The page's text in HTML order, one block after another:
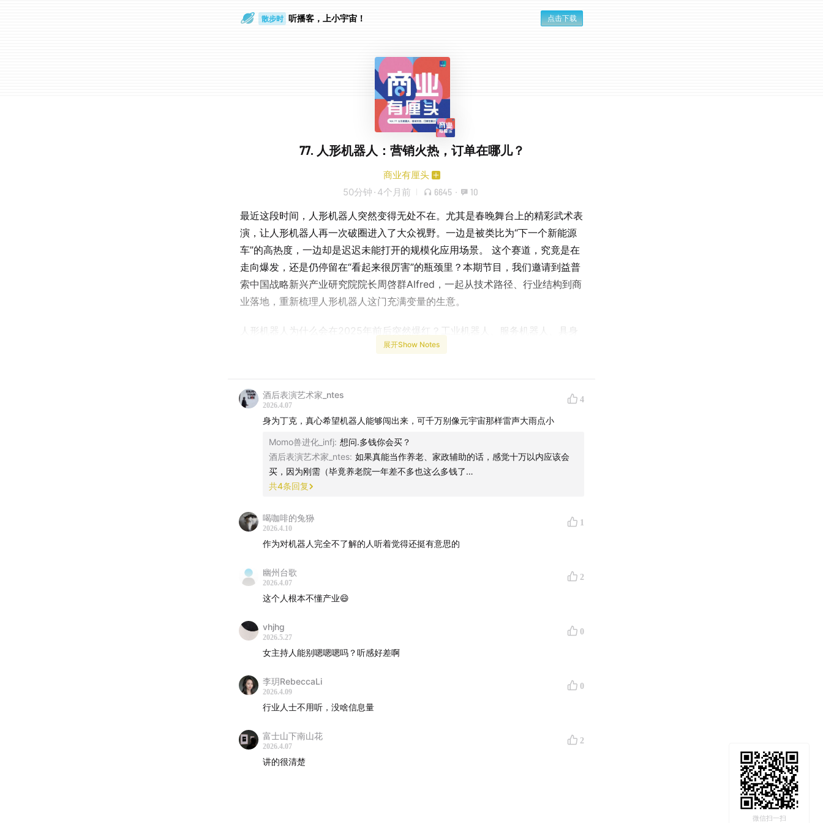
散步时 听播客，上小宇宙！ 点击下载
77. 人形机器人：营销火热，订单在哪儿？
商业有厘头
50分钟 · 4个月前 6645 · 10
最近这段时间，人形机器人突然变得无处不在。尤其是春晚舞台上的精彩武术表
演，让人形机器人再一次破圈进入了大众视野。一边是被类比为“下一个新能源
车”的高热度，一边却是迟迟未能打开的规模化应用场景。 这个赛道，究竟是在
走向爆发，还是仍停留在“看起来很厉害”的瓶颈里？本期节目，我们邀请到益普
索中国战略新兴产业研究院院长周啓群Alfred，一起从技术路径、行业结构到商
业落地，重新梳理人形机器人这门充满变量的生意。
人形机器人为什么会在2025年前后突然爆红？工业机器人、服务机器人、具身
智能之间到底怎么区分？中美两条技术路径看似竞争，实际上是互相撑台？？为
“实验性需求”？成本、稳定性和应用场景，哪个才是真正的关键变量？企业应该
先做技术，还是先找需求？当AI大模型进入瓶颈期，资本为什么转向机器人？如
通用机器人，还是押注细分场景更现实？
在人形机器人这条赛道上，热度、资本、技术与需求正在不断拉扯。或许比“看
象。如果你也在关注AI与机器人产业，这期节目或许能给你提供一些参考。也欢
迎你在评论区聊聊，你对机器人产业的期待和理解。
主播｜Cecilia
/ 时间轴 /
01:07 春晚出圈、创始人离场，这波行业的热潮背后在发生什么？
工业机器人、服务机器人、具身智能之间到底怎么区分？
07:23 为什么在2025年突然爆火？背后原因和ai相关？
展开Show Notes
酒后表演艺术家_ntes
2026.4.07
4
身为丁克，真心希望机器人能够闯出来，可千万别像元宇宙那样雷声大雨点小
Momo兽进化_infj: 想问.多钱你会买？
酒后表演艺术家_ntes: 如果真能当作养老、家政辅助的话，感觉十万以内应该会
买，因为刚需（毕竟养老院一年差不多也这么多钱了…
共4条回复
喝咖啡的兔狲
2026.4.10
1
作为对机器人完全不了解的人听着觉得还挺有意思的
幽州台歌
2026.4.07
2
这个人根本不懂产业😄
vhjhg
2026.5.27
0
女主持人能别嗯嗯嗯吗？听感好差啊
李玥RebeccaLi
2026.4.09
0
行业人士不用听，没啥信息量
富士山下南山花
2026.4.07
2
讲的很清楚
微信扫一扫